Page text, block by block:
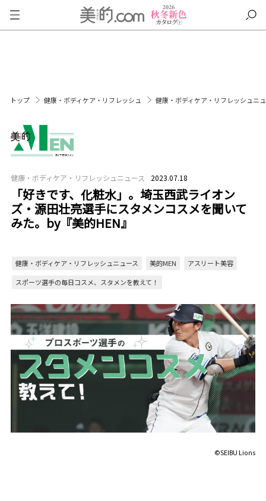
トップ 健康・ボディケア・リフレッシュ 健康・ボディケア・リフレッシュニ
健康・ボディケア・リフレッシュニュース 2023.07.18
「好きです、化粧水」。埼玉西武ライオン
ズ・源田壮亮選手にスタメンコスメを聞いて
みた。by『美的HEN』
健康・ボディケア・リフレッシュニュース 美的MEN
アスリート美容
スポーツ選手の毎日コスメ、スタメンを教えて！
©️SEIBU Lions